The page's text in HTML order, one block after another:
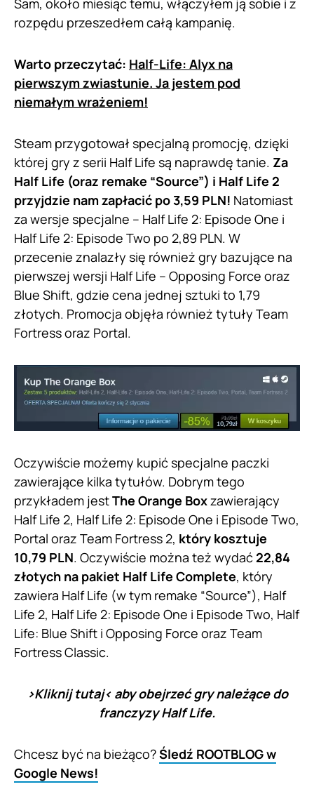
rozpędu przeszedłem całą kampanię.
Warto przeczytać: Half-Life: Alyx na
pierwszym zwiastunie. Ja jestem pod
niemałym wrażeniem!
Steam przygotował specjalną promocję, dzięki
której gry z serii Half Life są naprawdę tanie. Za
Half Life (oraz remake “Source”) i Half Life 2
przyjdzie nam zapłacić po 3,59 PLN! Natomiast
za wersje specjalne – Half Life 2: Episode One i
Half Life 2: Episode Two po 2,89 PLN. W
przecenie znalazły się również gry bazujące na
pierwszej wersji Half Life – Opposing Force oraz
Blue Shift, gdzie cena jednej sztuki to 1,79
złotych. Promocja objęła również tytuły Team
Fortress oraz Portal.
Oczywiście możemy kupić specjalne paczki
zawierające kilka tytułów. Dobrym tego
przykładem jestThe Orange Boxzawierający
Half Life 2, Half Life 2: Episode One i Episode Two,
Portal oraz Team Fortress 2, który kosztuje
10,79 PLN. Oczywiście można też wydać 22,84
złotych na pakiet Half Life Complete, który
zawiera Half Life (w tym remake “Source”), Half
Life 2, Half Life 2: Episode One i Episode Two, Half
Life: Blue Shift i Opposing Force oraz Team
Fortress Classic.
>Kliknij tutaj< aby obejrzeć gry należące do
franczyzy Half Life.
Chcesz być na bieżąco?Śledź ROOTBLOG w
Google News!